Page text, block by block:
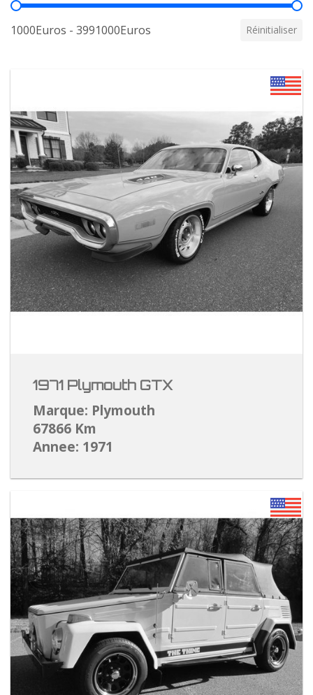
Prix
1000Euros - 3991000Euros Réinitialiser
1971 Plymouth GTX
Marque: Plymouth
67866 Km
Annee: 1971